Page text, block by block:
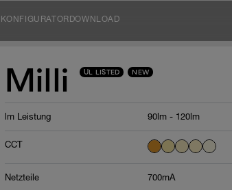
KONFIGURATOR DOWNLOAD
Milli UL LISTED NEW
lm Leistung 90lm - 120lm
CCT
Netzteile 700mA